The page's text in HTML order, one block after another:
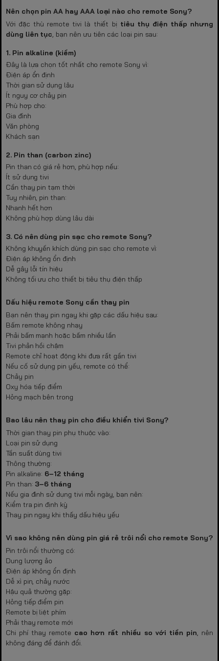
Nên chọn pin AA hay AAA loại nào cho remote Sony?
Với đặc thù remote tivi là thiết bị tiêu thụ điện thấp nhưng
dùng liên tục, bạn nên ưu tiên các loại pin sau:
1. Pin alkaline (kiềm)
Đây là lựa chọn tốt nhất cho remote Sony vì:
Điện áp ổn định
Thời gian sử dụng lâu
Ít nguy cơ chảy pin
Phù hợp cho:
Gia đình
Văn phòng
Khách sạn
2. Pin than (carbon zinc)
Pin than có giá rẻ hơn, phù hợp nếu:
Ít sử dụng tivi
Cần thay pin tạm thời
Tuy nhiên, pin than:
Nhanh hết hơn
Không phù hợp dùng lâu dài
3. Có nên dùng pin sạc cho remote Sony?
Không khuyến khích dùng pin sạc cho remote vì:
Điện áp không ổn định
Dễ gây lỗi tín hiệu
Không tối ưu cho thiết bị tiêu thụ điện thấp
Dấu hiệu remote Sony cần thay pin
Bạn nên thay pin ngay khi gặp các dấu hiệu sau:
Bấm remote không nhạy
Phải bấm mạnh hoặc bấm nhiều lần
Tivi phản hồi chậm
Remote chỉ hoạt động khi đưa rất gần tivi
Nếu cố sử dụng pin yếu, remote có thể:
Chảy pin
Oxy hóa tiếp điểm
Hỏng mạch bên trong
Bao lâu nên thay pin cho điều khiển tivi Sony?
Thời gian thay pin phụ thuộc vào:
Loại pin sử dụng
Tần suất dùng tivi
Thông thường:
Pin alkaline: 6–12 tháng
Pin than: 3–6 tháng
Nếu gia đình sử dụng tivi mỗi ngày, bạn nên:
Kiểm tra pin định kỳ
Thay pin ngay khi thấy dấu hiệu yếu
Vì sao không nên dùng pin giá rẻ trôi nổi cho remote Sony?
Pin trôi nổi thường có:
Dung lượng ảo
Điện áp không ổn định
Dễ xì pin, chảy nước
Hậu quả thường gặp:
Hỏng tiếp điểm pin
Remote bị liệt phím
Phải thay remote mới
Chi phí thay remote cao hơn rất nhiều so với tiền pin, nên
không đáng để đánh đổi.